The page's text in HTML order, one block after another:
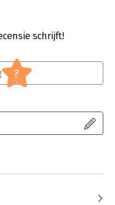
algemeen
schrijft!
?